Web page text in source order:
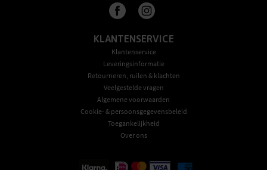
KLANTENSERVICE
Klantenservice
Leveringsinformatie
Retourneren, ruilen & klachten
Veelgestelde vragen
Algemene voorwaarden
Cookie- & persoonsgegevensbeleid
Toegankelijkheid
Over ons